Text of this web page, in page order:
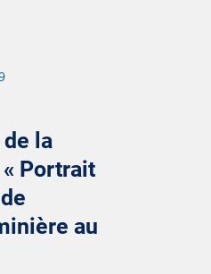
la
Portrait
au